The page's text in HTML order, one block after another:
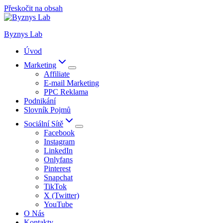
Přeskočit na obsah
Byznys Lab
Úvod
Marketing
Affiliate
E-mail Marketing
PPC Reklama
Podnikání
Slovník Pojmů
Sociální Sítě
Facebook
Instagram
LinkedIn
Onlyfans
Pinterest
Snapchat
TikTok
X (Twitter)
YouTube
O Nás